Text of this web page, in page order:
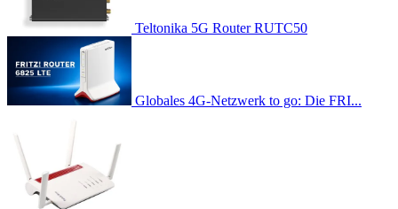
Teltonika 5G Router RUTC50
Globales 4G-Netzwerk to go: Die FRI...